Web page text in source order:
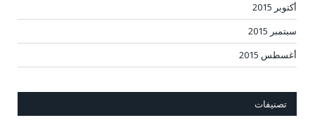
أكتوبر 2015
سبتمبر 2015
أغسطس 2015
تصنيفات